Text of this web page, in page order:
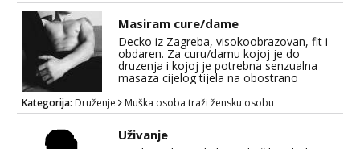
Masiram cure/dame
Decko iz Zagreba, visokoobrazovan, fit i
obdaren. Za curu/damu kojoj je do
druzenja i kojoj je potrebna senzualna
masaza cijelog tijela na obostrano
Kategorija: Druženje Muška osoba traži žensku osobu
Uživanje